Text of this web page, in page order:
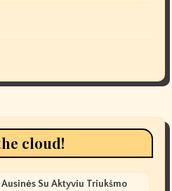
cloud!
Su Aktyviu Triukšmo